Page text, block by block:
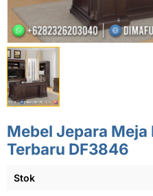
Mebel Jepara
Terbaru DF3846
Stok